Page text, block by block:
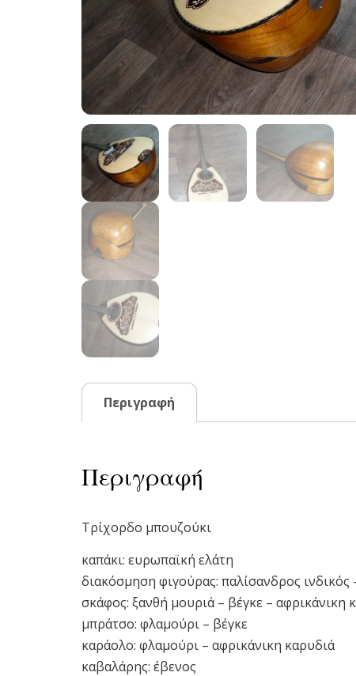
Περιγραφή
Περιγραφή
Τρίχορδο μπουζούκι
καπάκι: ευρωπαϊκή ελάτη
διακόσμηση φιγούρας: παλίσανδρος ινδικός
σκάφος: ξανθή μουριά – βέγκε – αφρικάνικη
μπράτσο: φλαμούρι – βέγκε
καράολο: φλαμούρι – αφρικάνικη καρυδιά
καβαλάρης: έβενος